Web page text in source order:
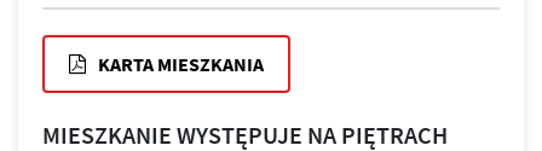
KARTA MIESZKANIA
MIESZKANIE WYSTĘPUJE NA PIĘTRACH